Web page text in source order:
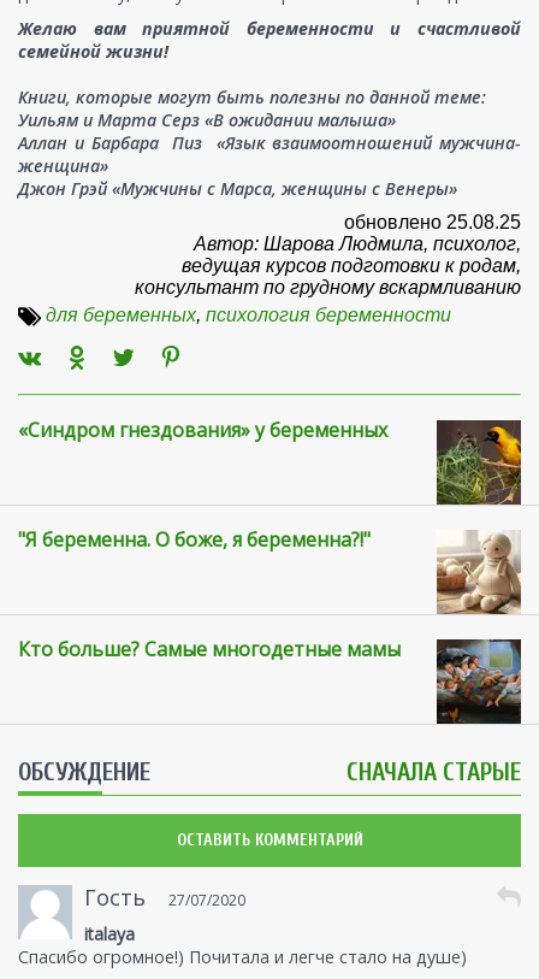
Желаю вам приятной беременности и счастливой
семейной жизни!
Книги, которые могут быть полезны по данной теме:
Уильям и Марта Серз «В ожидании малыша»
Аллан и Барбара Пиз «Язык взаимоотношений мужчина-
женщина»
Джон Грэй «Мужчины с Марса, женщины с Венеры»
обновлено 25.08.25
Автор: Шарова Людмила, психолог,
ведущая курсов подготовки к родам,
консультант по грудному вскармливанию
для беременных, психология беременности
«Синдром гнездования» у беременных
"Я беременна. О боже, я беременна?!"
Кто больше? Самые многодетные мамы
ОБСУЖДЕНИЕ СНАЧАЛА СТАРЫЕ
ОСТАВИТЬ КОММЕНТАРИЙ
Гость 27/07/2020
italaya
Спасибо огромное!) Почитала и легче стало на душе)